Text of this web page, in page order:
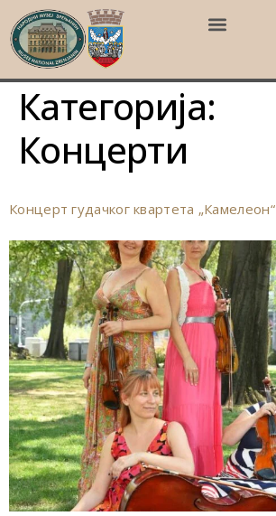
Категорија:
Концерти
Концерт гудачког квартета „Камелеон“